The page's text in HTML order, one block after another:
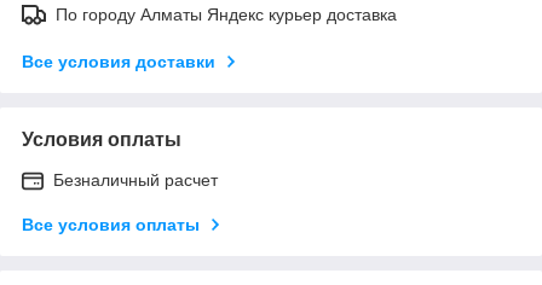
По городу Алматы Яндекс курьер доставка
Все условия доставки
Условия оплаты
Безналичный расчет
Все условия оплаты